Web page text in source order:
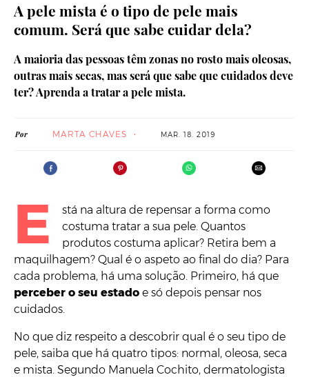
A pele mista é o tipo de pele mais
comum. Será que sabe cuidar dela?
A maioria das pessoas têm zonas no rosto mais oleosas,
outras mais secas, mas será que sabe que cuidados deve
ter? Aprenda a tratar a pele mista.
Por MARTA CHAVES MAR. 18. 2019
E
stá na altura de repensar a forma como
costuma tratar a sua pele. Quantos
produtos costuma aplicar? Retira bem a
maquilhagem? Qual é o aspeto ao final do dia? Para
cada problema, há uma solução. Primeiro, há que
perceber o seu estado e só depois pensar nos
cuidados.
No que diz respeito a descobrir qual é o seu tipo de
pele, saiba que há quatro tipos: normal, oleosa, seca
e mista. Segundo Manuela Cochito, dermatologista